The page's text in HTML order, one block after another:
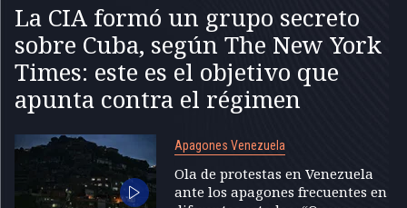
La CIA formó un grupo secreto
sobre Cuba, según The New York
Times: este es el objetivo que
apunta contra el régimen
Apagones Venezuela
Ola de protestas en Venezuela
ante los apagones frecuentes en